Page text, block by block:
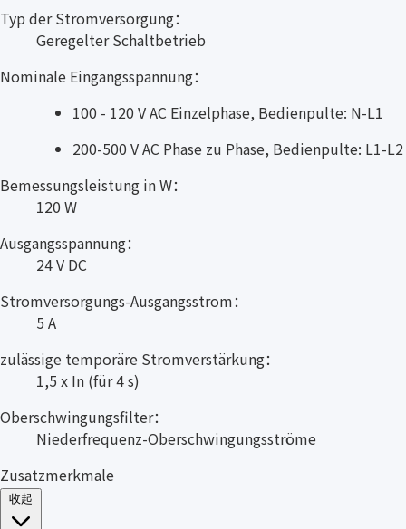
Typ der Stromversorgung：
Geregelter Schaltbetrieb
Nominale Eingangsspannung：
100 - 120 V AC Einzelphase, Bedienpulte: N-L1
200-500 V AC Phase zu Phase, Bedienpulte: L1-L2
Bemessungsleistung in W：
120 W
Ausgangsspannung：
24 V DC
Stromversorgungs-Ausgangsstrom：
5 A
zulässige temporäre Stromverstärkung：
1,5 x In (für 4 s)
Oberschwingungsfilter：
Niederfrequenz-Oberschwingungsströme
Zusatzmerkmale